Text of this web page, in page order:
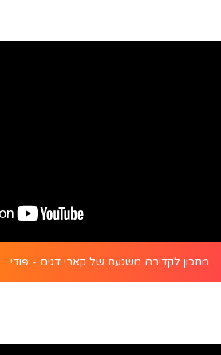
מתכון לקדירה משגעת של קארי דגים - פודי